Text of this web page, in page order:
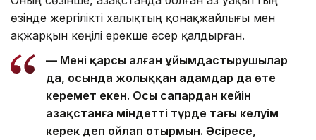
өзінде жергілікті халықтың қонақжайлығы мен
ақжарқын көңілі ерекше әсер қалдырған.
— Мені қарсы алған ұйымдастырушылар
да, осында жолыққан адамдар да өте
керемет екен. Осы сапардан кейін
Қазақстанға міндетті түрде тағы келуім
керек деп ойлап отырмын. Әсіресе,